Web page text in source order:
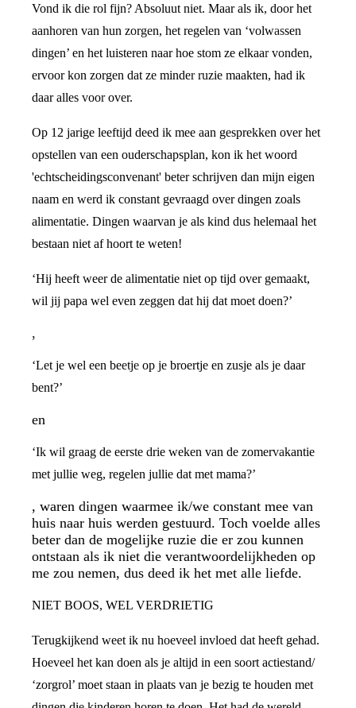
Vond ik die rol fijn? Absoluut niet. Maar als ik, door het
aanhoren van hun zorgen, het regelen van ‘volwassen
dingen’ en het luisteren naar hoe stom ze elkaar vonden,
ervoor kon zorgen dat ze minder ruzie maakten, had ik
daar alles voor over.
Op 12 jarige leeftijd deed ik mee aan gesprekken over het
opstellen van een ouderschapsplan, kon ik het woord
'echtscheidingsconvenant' beter schrijven dan mijn eigen
naam en werd ik constant gevraagd over dingen zoals
alimentatie. Dingen waarvan je als kind dus helemaal het
bestaan niet af hoort te weten!
‘Hij heeft weer de alimentatie niet op tijd over gemaakt,
wil jij papa wel even zeggen dat hij dat moet doen?’
,
‘Let je wel een beetje op je broertje en zusje als je daar
bent?’
en
‘Ik wil graag de eerste drie weken van de zomervakantie
met jullie weg, regelen jullie dat met mama?’
, waren dingen waarmee ik/we constant mee van
huis naar huis werden gestuurd. Toch voelde alles
beter dan de mogelijke ruzie die er zou kunnen
ontstaan als ik niet die verantwoordelijkheden op
me zou nemen, dus deed ik het met alle liefde.
NIET BOOS, WEL VERDRIETIG
Terugkijkend weet ik nu hoeveel invloed dat heeft gehad.
Hoeveel het kan doen als je altijd in een soort actiestand/
‘zorgrol’ moet staan in plaats van je bezig te houden met